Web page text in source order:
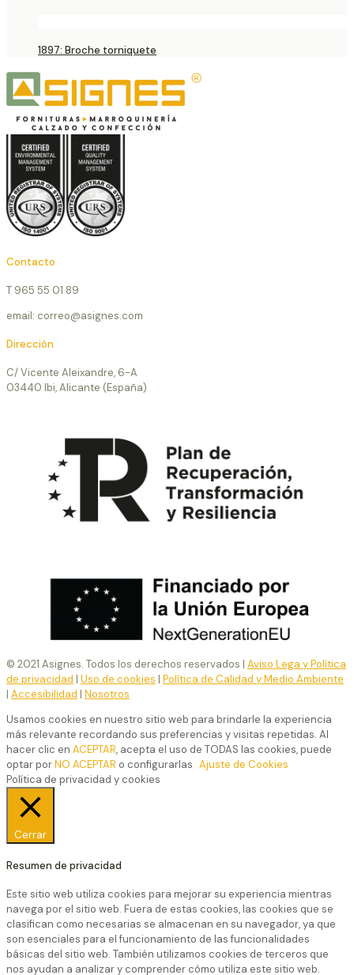
1897: Broche torniquete
Contacto
T 965 55 01 89
email: correo@asignes.com
Dirección
C/ Vicente Aleixandre, 6-A
03440 Ibi, Alicante (España)
© 2021 Asignes. Todos los derechos reservados | Aviso Lega y Política
de privacidad | Uso de cookies | Política de Calidad y Medio Ambiente
| Accesibilidad | Nosotros
Usamos cookies en nuestro sitio web para brindarle la experiencia
más relevante recordando sus preferencias y visitas repetidas. Al
hacer clic en ACEPTAR, acepta el uso de TODAS las cookies, puede
optar porNO ACEPTAR o configurarlas Ajuste de Cookies
Política de privacidad y cookies
Cerrar
Resumen de privacidad
Este sitio web utiliza cookies para mejorar su experiencia mientras
navega por el sitio web. Fuera de estas cookies, las cookies que se
clasifican como necesarias se almacenan en su navegador, ya que
son esenciales para el funcionamiento de las funcionalidades
básicas del sitio web. También utilizamos cookies de terceros que
nos ayudan a analizar y comprender cómo utiliza este sitio web.